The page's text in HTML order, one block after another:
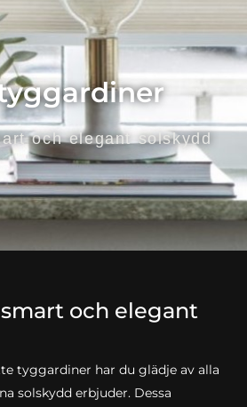
och elegant solskydd
och elegant
tyggardiner har du glädje av alla
solskydd erbjuder. Dessa